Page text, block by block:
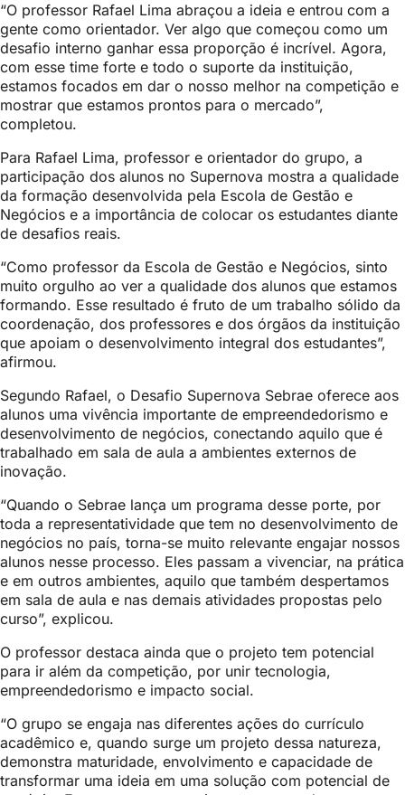
“O professor Rafael Lima abraçou a ideia e entrou com a
gente como orientador. Ver algo que começou como um
desafio interno ganhar essa proporção é incrível. Agora,
com esse time forte e todo o suporte da instituição,
estamos focados em dar o nosso melhor na competição e
mostrar que estamos prontos para o mercado”,
completou.
Para Rafael Lima, professor e orientador do grupo, a
participação dos alunos no Supernova mostra a qualidade
da formação desenvolvida pela Escola de Gestão e
Negócios e a importância de colocar os estudantes diante
de desafios reais.
“Como professor da Escola de Gestão e Negócios, sinto
muito orgulho ao ver a qualidade dos alunos que estamos
formando. Esse resultado é fruto de um trabalho sólido da
coordenação, dos professores e dos órgãos da instituição
que apoiam o desenvolvimento integral dos estudantes”,
afirmou.
Segundo Rafael, o Desafio Supernova Sebrae oferece aos
alunos uma vivência importante de empreendedorismo e
desenvolvimento de negócios, conectando aquilo que é
trabalhado em sala de aula a ambientes externos de
inovação.
“Quando o Sebrae lança um programa desse porte, por
toda a representatividade que tem no desenvolvimento de
negócios no país, torna-se muito relevante engajar nossos
alunos nesse processo. Eles passam a vivenciar, na prática
e em outros ambientes, aquilo que também despertamos
em sala de aula e nas demais atividades propostas pelo
curso”, explicou.
O professor destaca ainda que o projeto tem potencial
para ir além da competição, por unir tecnologia,
empreendedorismo e impacto social.
“O grupo se engaja nas diferentes ações do currículo
acadêmico e, quando surge um projeto dessa natureza,
demonstra maturidade, envolvimento e capacidade de
transformar uma ideia em uma solução com potencial de